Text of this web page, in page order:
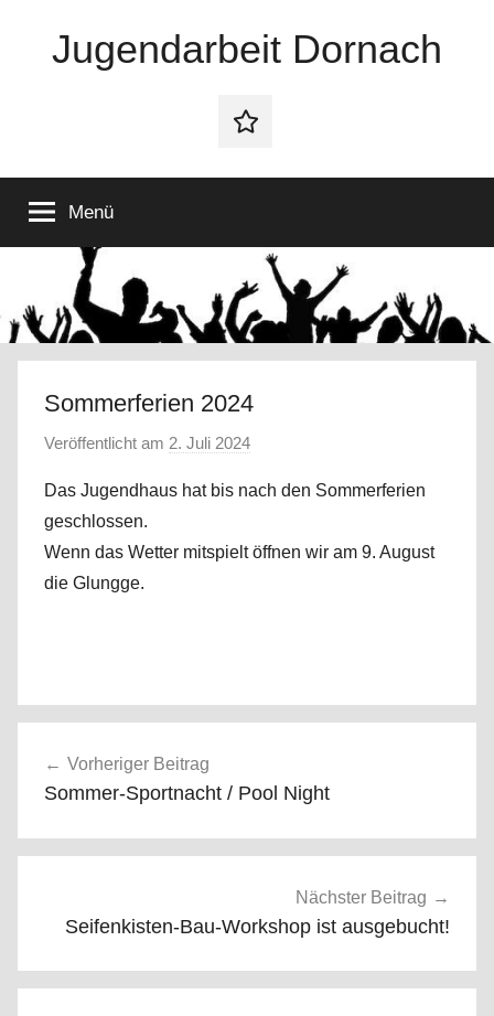
Jugendarbeit Dornach
Kontakt
Menü
Sommerferien 2024
Veröffentlicht am 2. Juli 2024
n
a
i
Das Jugendhaus hat bis nach den Sommerferien
geschlossen.
Wenn das Wetter mitspielt öffnen wir am 9. August
die Glungge.
Vorheriger Beitrag
Sommer-Sportnacht / Pool Night
Nächster Beitrag
Seifenkisten-Bau-Workshop ist ausgebucht!